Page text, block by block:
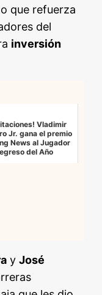
que refuerza
del
inversión
Vladimir
Jr. gana el premio
News al Jugador
del Año
yJosé